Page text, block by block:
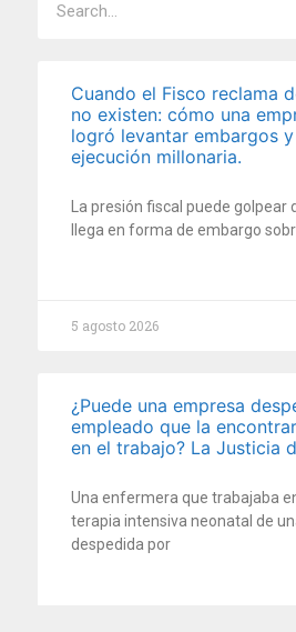
Cuando el Fisco reclama
no existen: cómo una
logró levantar embargos
ejecución millonaria.
La presión fiscal puede golpear
llega en forma de embargo
5 agosto 2026
¿Puede una empresa
empleado que la
en el trabajo? La Justicia
Una enfermera que trabajaba
terapia intensiva neonatal de
despedida por